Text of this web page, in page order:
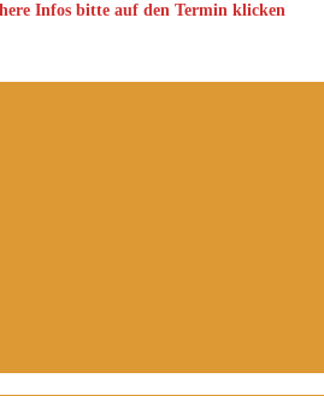
Infos bitte auf den Termin klicken